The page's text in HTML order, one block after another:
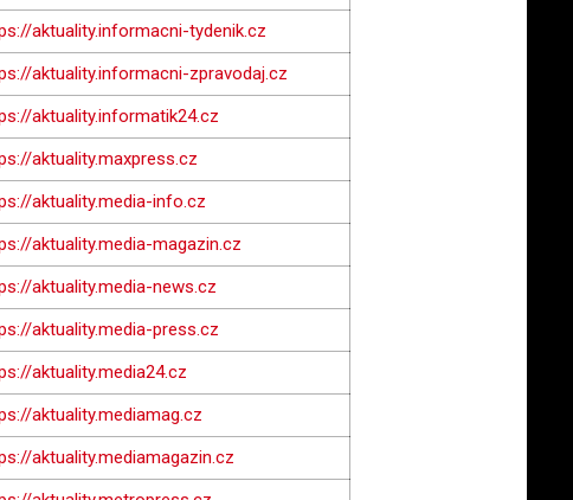
aktuality.informacni-tydenik.cz
aktuality.informacni-zpravodaj.cz
aktuality.informatik24.cz
aktuality.maxpress.cz
aktuality.media-info.cz
aktuality.media-magazin.cz
aktuality.media-news.cz
aktuality.media-press.cz
aktuality.media24.cz
aktuality.mediamag.cz
aktuality.mediamagazin.cz